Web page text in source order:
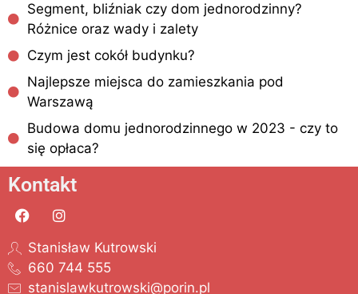
Segment, bliźniak czy dom jednorodzinny?
Różnice oraz wady i zalety
Czym jest cokół budynku?
Najlepsze miejsca do zamieszkania pod
Warszawą
Budowa domu jednorodzinnego w 2023 - czy to
się opłaca?
Kontakt
Stanisław Kutrowski
660 744 555
stanislawkutrowski@porin.pl